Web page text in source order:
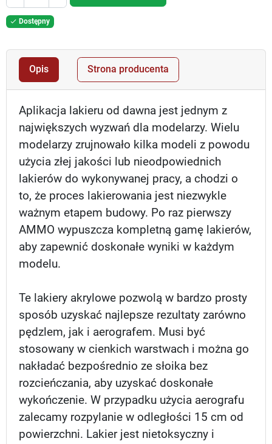
 Dostępny
Opis Strona producenta
Aplikacja lakieru od dawna jest jednym z
największych wyzwań dla modelarzy. Wielu
modelarzy zrujnowało kilka modeli z powodu
użycia złej jakości lub nieodpowiednich
lakierów do wykonywanej pracy, a chodzi o
to, że proces lakierowania jest niezwykle
ważnym etapem budowy. Po raz pierwszy
AMMO wypuszcza kompletną gamę lakierów,
aby zapewnić doskonałe wyniki w każdym
modelu.
Te lakiery akrylowe pozwolą w bardzo prosty
sposób uzyskać najlepsze rezultaty zarówno
pędzlem, jak i aerografem. Musi być
stosowany w cienkich warstwach i można go
nakładać bezpośrednio ze słoika bez
rozcieńczania, aby uzyskać doskonałe
wykończenie. W przypadku użycia aerografu
zalecamy rozpylanie w odległości 15 cm od
powierzchni. Lakier jest nietoksyczny i